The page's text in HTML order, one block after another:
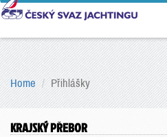
Home Přihlášky
KRAJSKÝ PŘEBOR